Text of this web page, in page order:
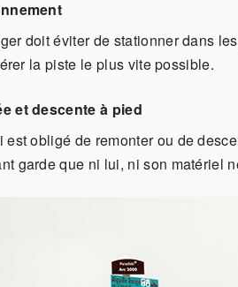
doit éviter de stationner dans
la piste le plus vite possible.
et descente à pied
est obligé de remonter ou de
garde que ni lui, ni son matériel